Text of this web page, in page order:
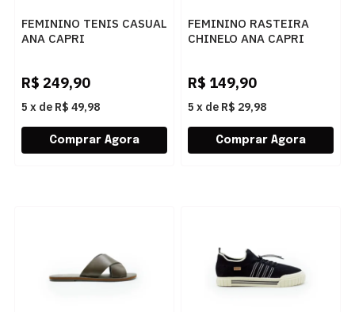
FEMININO TENIS CASUAL
ANA CAPRI
R$ 249,90
5 x de R$ 49,98
FEMININO RASTEIRA
CHINELO ANA CAPRI
R$ 149,90
5 x de R$ 29,98